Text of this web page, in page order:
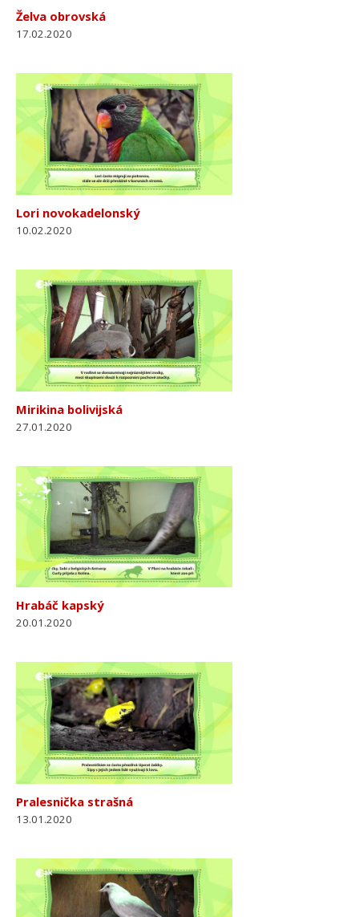
Želva obrovská
17.02.2020
Lori novokadelonský
10.02.2020
Mirikina bolivijská
27.01.2020
Hrabáč kapský
20.01.2020
Pralesnička strašná
13.01.2020